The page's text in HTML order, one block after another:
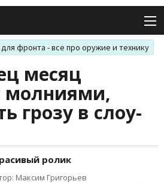
фронта - все про оружие и технику
месяц
молниями,
грозу в слоу-
ролик
Максим Григорьев